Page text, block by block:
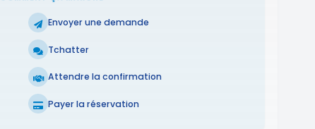
Envoyer une demande
Tchatter
Attendre la confirmation
Payer la réservation